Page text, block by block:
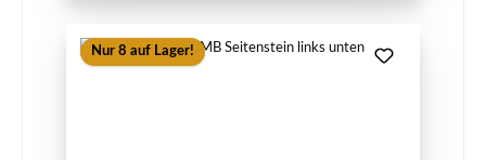
Nur 8 auf Lager!